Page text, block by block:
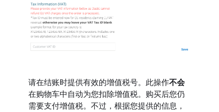
请在结账时提供有效的增值税号。此操作不会
在购物车中自动为您扣除增值税。购买后您仍
需要支付增值税。不过，根据您提供的信息，